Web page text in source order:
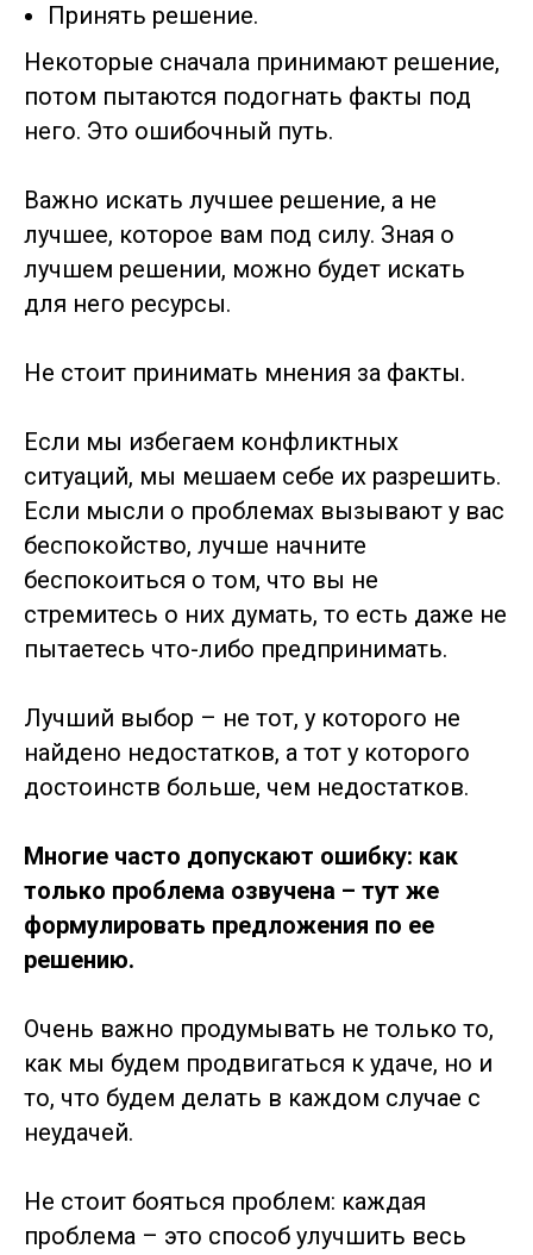
Принять решение.
Некоторые сначала принимают решение,
потом пытаются подогнать факты под
него. Это ошибочный путь.
Важно искать лучшее решение, а не
лучшее, которое вам под силу. Зная о
лучшем решении, можно будет искать
для него ресурсы.
Не стоит принимать мнения за факты.
Если мы избегаем конфликтных
ситуаций, мы мешаем себе их разрешить.
Если мысли о проблемах вызывают у вас
беспокойство, лучше начните
беспокоиться о том, что вы не
стремитесь о них думать, то есть даже не
пытаетесь что-либо предпринимать.
Лучший выбор – не тот, у которого не
найдено недостатков, а тот у которого
достоинств больше, чем недостатков.
Многие часто допускают ошибку: как
только проблема озвучена – тут же
формулировать предложения по ее
решению.
Очень важно продумывать не только то,
как мы будем продвигаться к удаче, но и
то, что будем делать в каждом случае с
неудачей.
Не стоит бояться проблем: каждая
проблема – это способ улучшить весь